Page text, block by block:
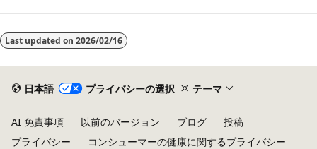
Last updated on 2026/02/16
日本語 プライバシーの選択 テーマ
AI 免責事項 以前のバージョン ブログ
投稿
プライバシー
コンシューマーの健康に関するプライバシー